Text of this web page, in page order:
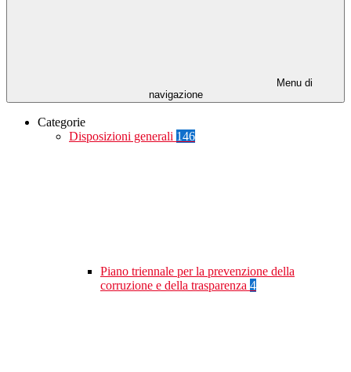
Menu di
navigazione
Categorie
Disposizioni generali 146
Piano triennale per la prevenzione della
corruzione e della trasparenza 4